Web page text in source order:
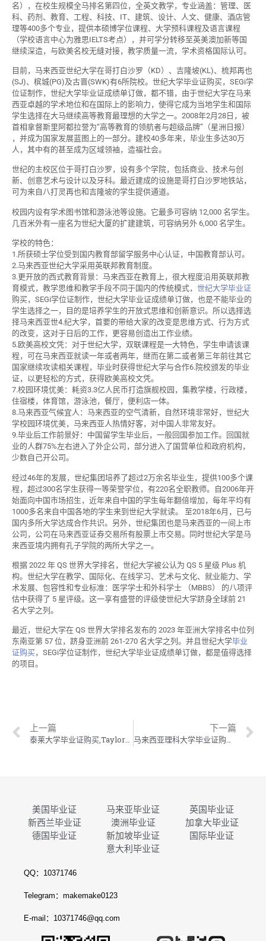
名），在校生规模全马排名第四位，全英文教学，专业涵盖：管理、医
科、药剂、教育、工程、科技、IT、建筑、设计、人文、健康、酒店管
理等400多个专业，提供本硕博学位课程、大学预科课程及语言课程
（学校语言中心为雅思IELTS考点），并可学分转移至英美澳加新等国
继续深造，与欧美名校无缝对接，教学质量一流，学术资格国际认可。
目前，马来西亚世纪大学在哥打白沙罗（KD）、吉隆坡(KL)、梳邦再也
(SJ)、槟城(PG)及古晋(SWK)有6所院校。世纪大学毕业证购买，SEGi学
位证制作，世纪大学毕业证成绩单订做，都不错，由于世纪大学在马来
西亚卓越的学术地位和在国际上的影响力，使得它成为当地学生和国际
学生选择在大马继续高等教育最理想的大学之一。2008年2月28日，被
首相拿督斯里阿都拉誉为“高等教育的领航者与超级品牌”（星洲日报）
，并成为国家发展蓝图上的一部分。建校40多年来，毕业生多达30万
人，其中有的甚至成为区域领袖，造福社会。
世纪的主校区位于哥打白沙罗，设有多个学院，包括商业、技术与创
新、创意艺术与设计以及牙科。最近建成的设施是哥打白沙罗地铁站，
可为来自八打灵再也和吉隆坡的学生提供通道。
校园内设有学术图书馆和游泳池等设施。它最多可容纳 12,000 名学生。
几百米外有一座名为世纪大厦的扩建建筑，可容纳另外 6,000 名学生。
学校的特色：
1.所获硕士学位受到国内教育部留学服务中心认证，中国教育部认可。
2.马来西亚世纪大学采用英联邦教育制度。
3.更开放的西式教育背景：马来西亚在教育上，很大程度沿用英联邦教
育模式，教学思维和教学手段不同于国内的传统模式， 世纪大学毕业证
购买，SEGi学位证制作，世纪大学毕业证成绩单订做，也是不能毕业的
学生选择之一，目的是培养学生的开放式思维和创新意识。所以选择选
择马来西亚世4.纪大学，首要的带给大家的改变是思维方式、行为方式
的改变，这对于日后的工作，更容易创造出工作业绩。
5.欧美高校文凭：对于世纪大学，双联课程是一大特色，学生申请该课
程，可在马来西亚就读一年或者两年，继而在第二或者第三年前往其它
国家继续攻读相关课程，毕业时获得世纪大学与合作6.院校颁发的毕业
证，以更轻松的方式，获得欧美高校文凭。
7.校园环境优美：耗资3.3亿人民币打造旗舰校园，集教学楼，行政楼，
住宿楼，体育馆，游泳池，餐厅，便利店一体。
8.马来西亚气候宜人：马来西亚的空气清新，自然环境非常好，世纪大
学校园环境优美，马来西亚人热情好客，对中国人非常友好。
9.毕业后工作前景好：中国留学生毕业后，一般回国参加工作。回国就
业的人群75%左右进入了外企公司，部分进入了国营单位和政府机构，
少数自己开公司。
经过46年的发展，世纪集团培养了超过2万余名毕业生，提供100多个课
程，超过300名学生获得一等荣誉学位，有220名全职教师。自2006年开
始面向中国市场招生，近年来自中国的学生每年翻倍增加，每年平均有
1000多名来自中国各地的学生来到世纪大学就读。 至2018年6月，已与
国内多所大学达成合作共识。另外，世纪集团也是马来西亚的一间上市
公司，公司在马来西亚证券交易所有股票上市交易。同时世纪大学是马
来西亚境内拥有孔子学院的两所大学之一。
根据 2022 年 QS 世界大学排名，世纪大学被公认为 QS 5 星级 Plus 机
构。世纪大学在教学、国际化、在线学习、艺术与文化、就业能力、学
术发展、包容性和专业标准：医学学士和外科学士 （MBBS） 的八项评
估中获得了 5 星评级。这一享有盛誉的评级使世纪大学跻身全球前 21
名大学之列。
最近，世纪大学在 QS 世界大学排名发布的 2023 年亚洲大学排名中位列
东南亚第 57 位，跻身亚洲前 261-270 名大学之列。并且世纪大学毕业
证购买，SEGi学位证制作，世纪大学毕业证成绩单订做，都是值得选择
的项目。
上一篇
泰莱大学毕业证购买,Taylors学位证制作,泰莱大学毕业证成绩单订做
下一篇
马来西亚理科大学毕业证购买,USM学位证制作,马来西亚理科大学毕业证成绩单定做
美国毕业证 马来亚毕业证
英国毕业证
新西兰毕业证
澳洲毕业证
加拿大毕业证
德国毕业证
新加坡毕业证
国际毕业证
意大利毕业证
QQ：10371746
Telegram：makemake0123
E-mail：10371746@qq.com